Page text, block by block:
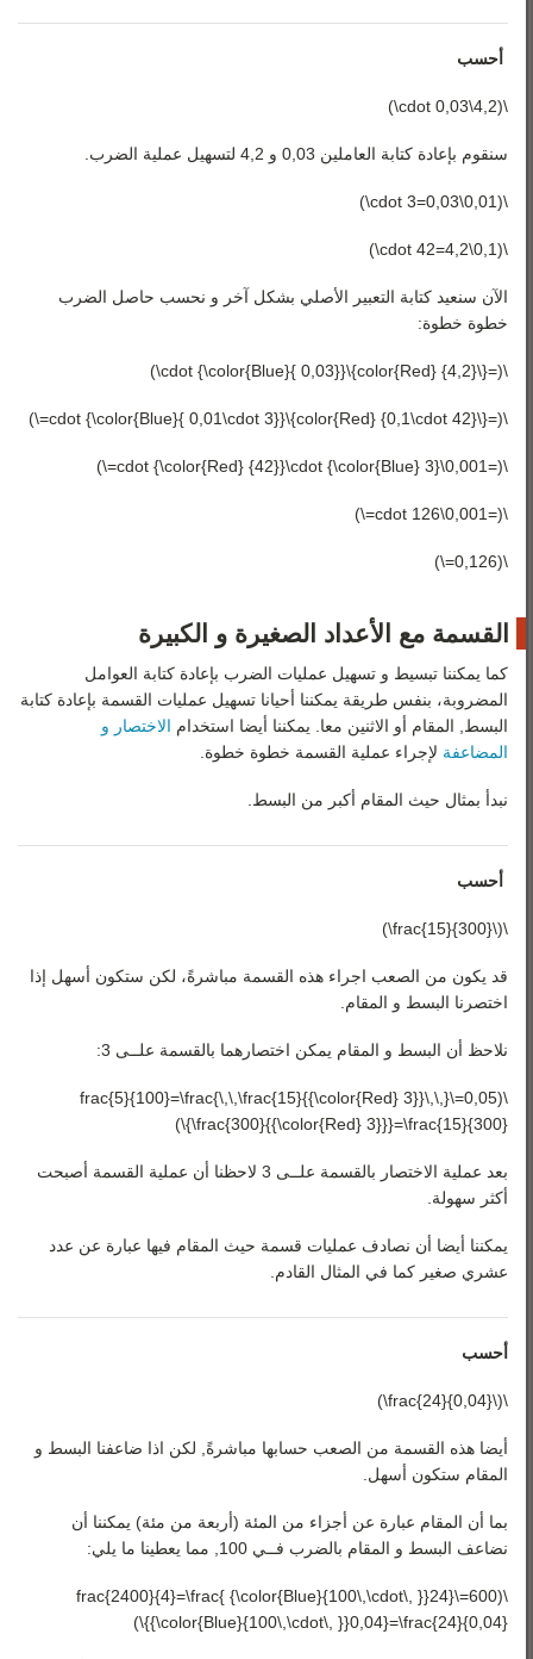
أحسب
\(4,2\cdot 0,03\)
سنقوم بإعادة كتابة العاملين 0,03 و 4,2 لتسهيل عملية الضرب.
\(0,01\cdot 3=0,03\)
\(0,1\cdot 42=4,2\)
الآن سنعيد كتابة التعبير الأصلي بشكل آخر و نحسب حاصل الضرب
خطوة خطوة:
\(={\color{Red} {4,2}}\cdot {\color{Blue}{ 0,03}}\)
\(={\color{Red} {0,1\cdot 42}}\cdot {\color{Blue}{ 0,01\cdot 3}}=\)
\(=0,001\cdot {\color{Red} {42}}\cdot {\color{Blue} 3}=\)
\(=0,001\cdot 126=\)
\(0,126=\)
القسمة مع الأعداد الصغيرة و الكبيرة
كما يمكننا تبسيط و تسهيل عمليات الضرب بإعادة كتابة العوامل
المضروبة، بنفس طريقة يمكننا أحيانا تسهيل عمليات القسمة بإعادة كتابة
البسط, المقام أو الاثنين معا. يمكننا أيضا استخدام الاختصار و
المضاعفة لإجراء عملية القسمة خطوة خطوة.
نبدأ بمثال حيث المقام أكبر من البسط.
أحسب
\(\frac{15}{300}\)
قد يكون من الصعب اجراء هذه القسمة مباشرةً، لكن ستكون أسهل إذا
اختصرنا البسط و المقام.
نلاحظ أن البسط و المقام يمكن اختصارهما بالقسمة علــى 3:
\(0,05=\frac{5}{100}=\frac{\,\,\frac{15}{{\color{Red} 3}}\,\,}
{\frac{300}{{\color{Red} 3}}}=\frac{15}{300}\)
بعد عملية الاختصار بالقسمة علــى 3 لاحظنا أن عملية القسمة أصبحت
أكثر سهولة.
يمكننا أيضا أن نصادف عمليات قسمة حيث المقام فيها عبارة عن عدد
عشري صغير كما في المثال القادم.
أحسب
\(\frac{24}{0,04}\)
أيضا هذه القسمة من الصعب حسابها مباشرةً, لكن اذا ضاعفنا البسط و
المقام ستكون أسهل.
بما أن المقام عبارة عن أجزاء من المئة (أربعة من مئة) يمكننا أن
نضاعف البسط و المقام بالضرب فــي 100, مما يعطينا ما يلي:
\(600=\frac{2400}{4}=\frac{ {\color{Blue}{100\,\cdot\, }}24}
{{\color{Blue}{100\,\cdot\, }}0,04}=\frac{24}{0,04}\)